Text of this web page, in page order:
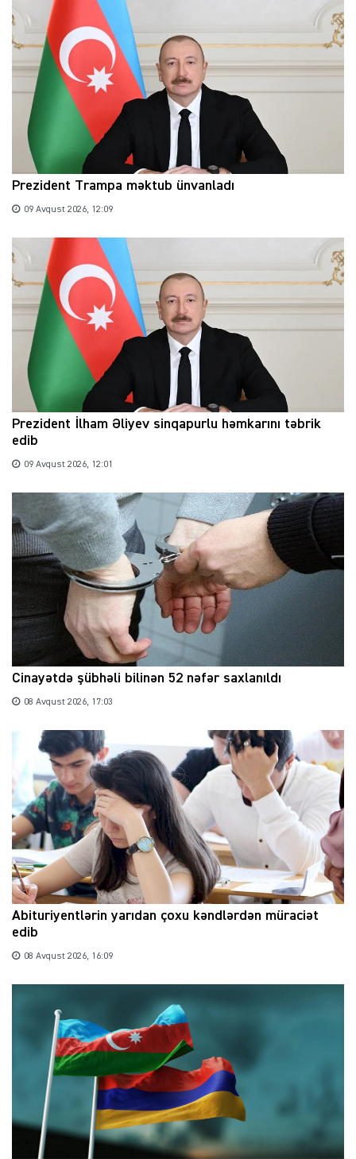
Prezident Trampa məktub ünvanladı
09 Avqust 2026, 12:09
Prezident İlham Əliyev sinqapurlu həmkarını təbrik
edib
09 Avqust 2026, 12:01
Cinayətdə şübhəli bilinən 52 nəfər saxlanıldı
08 Avqust 2026, 17:03
Abituriyentlərin yarıdan çoxu kəndlərdən müraciət
edib
08 Avqust 2026, 16:09